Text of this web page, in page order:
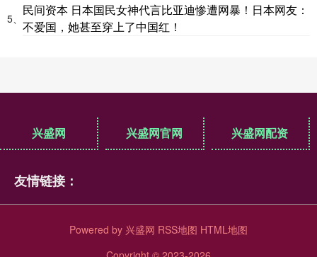
5、
民间资本 日本国民女神代言比亚迪惨遭网暴！日本网友：
不爱国，她甚至穿上了中国红！
兴盛网 兴盛网官网 兴盛网配资
友情链接：
Powered by 兴盛网 RSS地图 HTML地图